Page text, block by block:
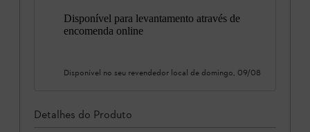
Disponível para levantamento através de
encomenda online
Disponível no seu revendedor local de domingo, 09/08
Detalhes do Produto